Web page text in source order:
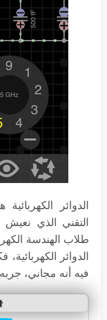
الدوائر
طلاب الهندسة
الدوائر
فيه أنه مجاني،